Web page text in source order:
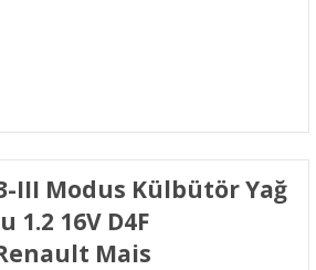
III Modus Külbütör Yağ
1.2 16V D4F
Mais